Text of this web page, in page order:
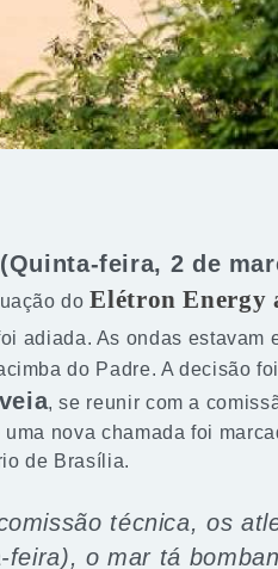
feira, 2 de
do Elétron Energy
adiada. As ondas estavam
do Padre. A decisão
, se reunir com a
nova chamada foi
de Brasília.
técnica, os
feira), o mar tá